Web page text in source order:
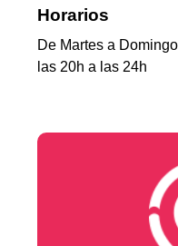
Horarios
De Martes a
las 20h a las 24h